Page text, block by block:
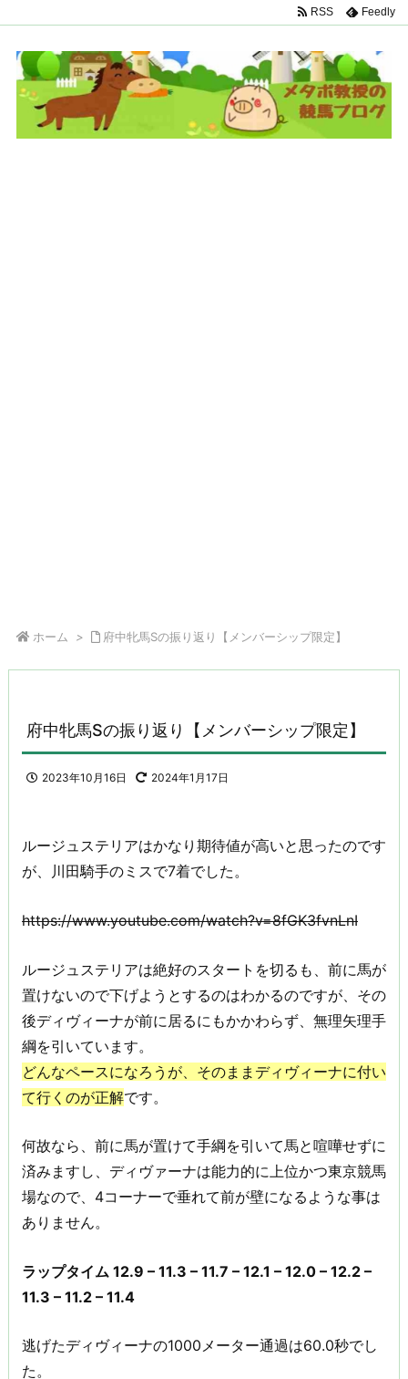
RSS Feedly
ホーム > 府中牝馬Sの振り返り【メンバーシップ限定】
府中牝馬Sの振り返り【メンバーシップ限定】
2023年10月16日 2024年1月17日
ルージュステリアはかなり期待値が高いと思ったのです
が、川田騎手のミスで7着でした。
https://www.youtube.com/watch?v=8fGK3fvnLnI
ルージュステリアは絶好のスタートを切るも、前に馬が
置けないので下げようとするのはわかるのですが、その
後ディヴィーナが前に居るにもかかわらず、無理矢理手
綱を引いています。
どんなペースになろうが、そのままディヴィーナに付い
て行くのが正解です。
何故なら、前に馬が置けて手綱を引いて馬と喧嘩せずに
済みますし、ディヴァーナは能力的に上位かつ東京競馬
場なので、4コーナーで垂れて前が壁になるような事は
ありません。
ラップタイム 12.9 – 11.3 – 11.7 – 12.1 – 12.0 – 12.2 –
11.3 – 11.2 – 11.4
逃げたディヴィーナの1000メーター通過は60.0秒でし
た。